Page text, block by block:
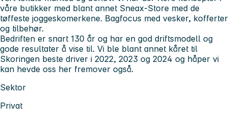
våre butikker med blant annet Sneax-Store med de
tøffeste joggeskomerkene. Bagfocus med vesker, kofferter
og tilbehør.
Bedriften er snart 130 år og har en god driftsmodell og
gode resultater å vise til. Vi ble blant annet kåret til
Skoringen beste driver i 2022, 2023 og 2024 og håper vi
kan hevde oss her fremover også.
Sektor
Privat